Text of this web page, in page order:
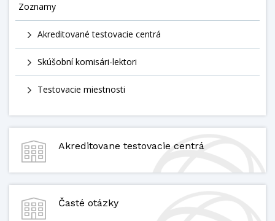
Zoznamy
Akreditované testovacie centrá
Skúšobní komisári-lektori
Testovacie miestnosti
Akreditovane testovacie centrá
Časté otázky